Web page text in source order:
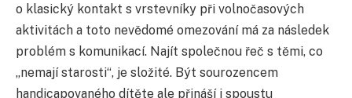
o klasický kontakt s vrstevníky při volnočasových
aktivitách a toto nevědomé omezování má za následek
problém s komunikací. Najít společnou řeč s těmi, co
„nemají starosti“, je složité. Být sourozencem
handicapovaného dítěte ale přináší i spoustu